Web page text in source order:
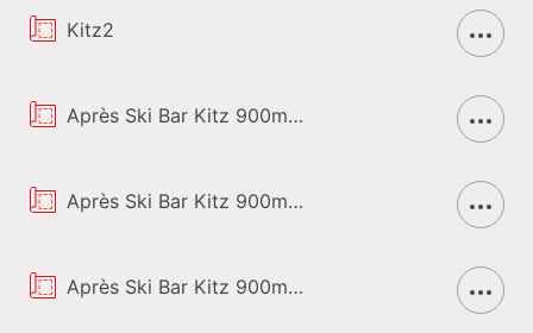
Kitz2
Après Ski Bar Kitz 900m (Innenbereich)
Après Ski Bar Kitz 900m (Wintergarten)
Après Ski Bar Kitz 900m (Außenbereich)